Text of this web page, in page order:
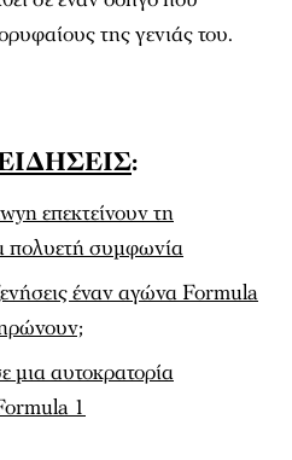
της γενιάς του.
:
επεκτείνουν τη
πολυετή συμφωνία
έναν αγώνα Formula
μια αυτοκρατορία
1